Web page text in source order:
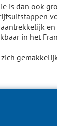
is dan ook
in het